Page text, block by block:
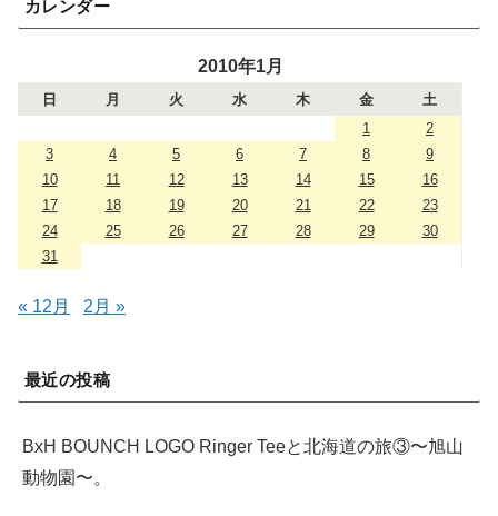
カレンダー
2010年1月
日 月 火 水 木 金
土
1
2
3
4 5 6 7 8
9
10
11 12 13 14 15
16
17
18 19 20 21 22
23
24
25 26 27 28 29
30
31
« 12月 2月 »
最近の投稿
BxH BOUNCH LOGO Ringer Teeと北海道の旅③〜旭山
動物園〜。